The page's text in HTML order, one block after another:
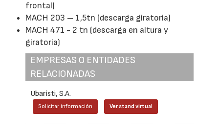
frontal)
MACH 203 – 1,5tn (descarga giratoria)
MACH 471 - 2 tn (descarga en altura y
giratoria)
EMPRESAS O ENTIDADES
RELACIONADAS
Ubaristi, S.A.
Solicitar información Ver stand virtual